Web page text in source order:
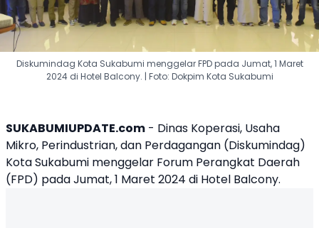
Diskumindag Kota Sukabumi menggelar FPD pada Jumat, 1 Maret
2024 di Hotel Balcony. | Foto: Dokpim Kota Sukabumi
SUKABUMIUPDATE.com - Dinas Koperasi, Usaha
Mikro, Perindustrian, dan Perdagangan (Diskumindag)
Kota Sukabumi menggelar Forum Perangkat Daerah
(FPD) pada Jumat, 1 Maret 2024 di Hotel Balcony.